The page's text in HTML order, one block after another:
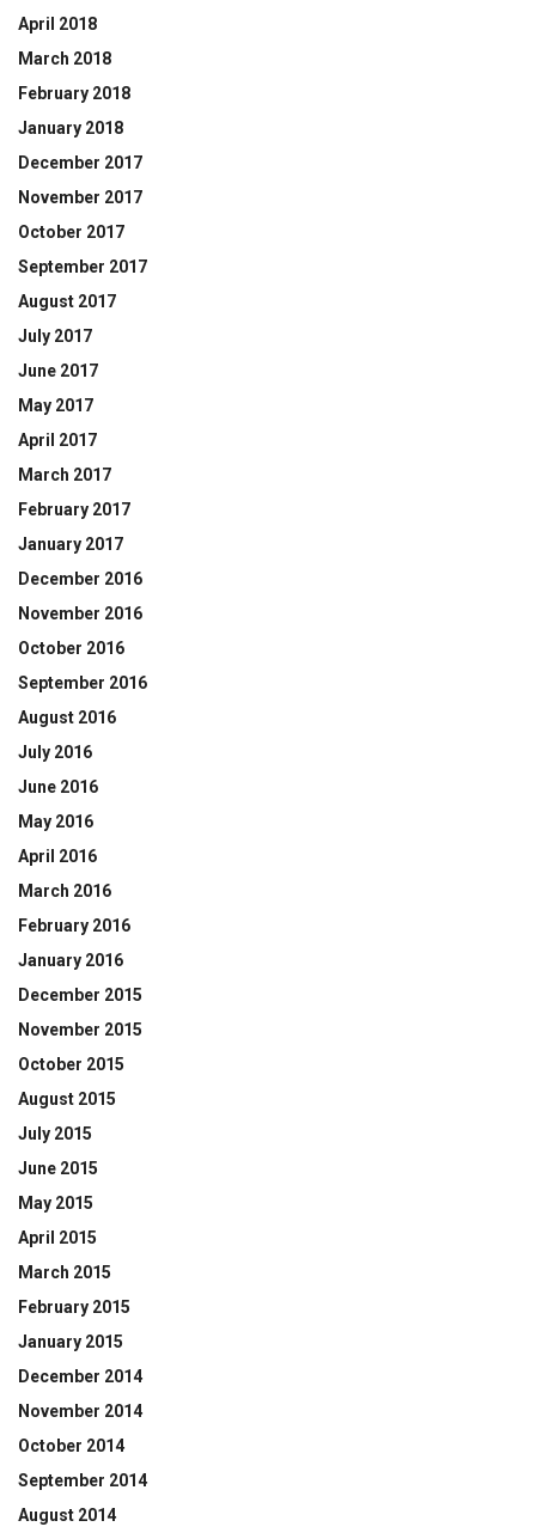
April 2018
March 2018
February 2018
January 2018
December 2017
November 2017
October 2017
September 2017
August 2017
July 2017
June 2017
May 2017
April 2017
March 2017
February 2017
January 2017
December 2016
November 2016
October 2016
September 2016
August 2016
July 2016
June 2016
May 2016
April 2016
March 2016
February 2016
January 2016
December 2015
November 2015
October 2015
August 2015
July 2015
June 2015
May 2015
April 2015
March 2015
February 2015
January 2015
December 2014
November 2014
October 2014
September 2014
August 2014